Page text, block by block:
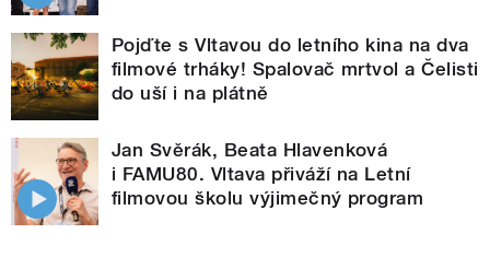
Pojďte s Vltavou do letního kina na dva
filmové trháky! Spalovač mrtvol a Čelisti
do uší i na plátně
Jan Svěrák, Beata Hlavenková
i FAMU80. Vltava přiváží na Letní
filmovou školu výjimečný program